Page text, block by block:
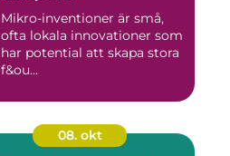
Mikro-inventioner är små,
ofta lokala innovationer som
har potential att skapa stora
f&ou...
08. okt